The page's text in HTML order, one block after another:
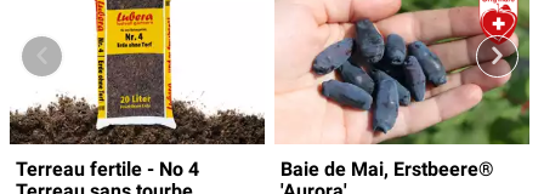
Terreau fertile - No 4
Baie de Mai, Erstbeere®